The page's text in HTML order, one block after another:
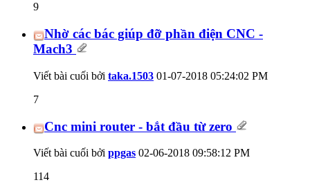
9
Nhờ các bác giúp đỡ phần điện CNC -
Mach3
Viết bài cuối bởi taka.1503 01-07-2018 05:24:02 PM
7
Cnc mini router - bắt đầu từ zero
Viết bài cuối bởi ppgas 02-06-2018 09:58:12 PM
114